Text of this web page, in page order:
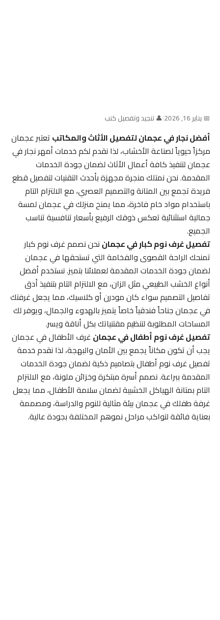
📅 يناير 16, 2026 |👤 تنجيد وتفصيل كنب
أفضل نجار في عجمان لتفصيل الأثاث والمكاتبتعتبر عجمان
مركزاً حيوياً لصناعة الأخشاب، لذا نقدم لكم خدمات أمهر نجار في
عجمان لتنفيذ كافة أعمال الأثاث لضمان جودة الخدمات
المقدمة. نحن نمتلك منجرة مجهزة بأحدث التقنيات لتفصيل قطع
فريدة تجمع بين المتانة والتصميم العصري، مع الالتزام التام
باستخدام مواد خام فاخرة، مما يمنح منزلك في عجمان لمسة
جمالية استثنائية تعكس ذوقك الرفيع بأسعار تنافسية تناسب
الجميع.
تفصيل غرف نوم كبار في عجماننحن نصمم غرف نوم كبار
تمنحك الراحة القصوى والفخامة التي تستحقها في عجمان
لضمان جودة الخدمات المقدمة لعملائنا بتميز. نستخدم أفضل
أنواع الخشب الطبيعي مثل الزان، مع الالتزام التام بتنفيذ أدق
تفاصيل التصميم سواء كان مودرن أو كلاسيك، مما يجعل غرفتك
في عجمان جناحاً فندقياً خاصاً يتميز بالهدوء والجمال، ويوفر لك
المساحات المطلوبة لتنظيم مقتنياتك بكل أناقة ويسر.
تفصيل غرف نوم أطفال في عجمانغرف الأطفال في عجمان
يجب أن تكون مكاناً يجمع بين الأمان والبهجة، لذا نقدم خدمة
تفصيل غرف نوم أطفال بتصاميم ذكية لضمان جودة الخدمات
المقدمة ببراعة. نصمم أسرة مبتكرة وخزائن ملونة، مع الالتزام
التام بمتانة الهياكل الخشبية لضمان سلامة الأطفال، مما يجعل
غرفة طفلك في عجمان بيئة مثالية للنوم والدراسة، ومصممة
بعناية فائقة لتواكب مراحل نموهم المختلفة بجودة عالية.